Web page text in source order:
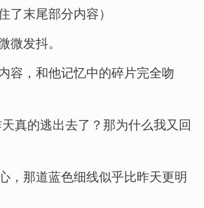
了末尾部分内容）
微发抖。
容，和他记忆中的碎片完全吻
真的逃出去了？那为什么我又回
，那道蓝色细线似乎比昨天更明